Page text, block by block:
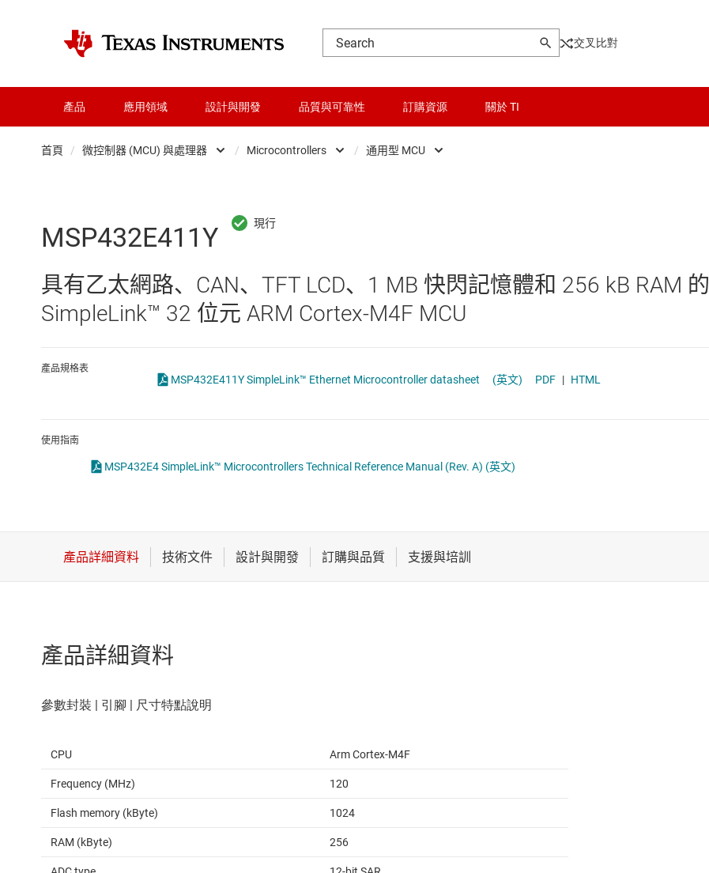
交叉比對
產品 應用領域 設計與開發 品質與可靠性 訂購資源 關於 TI
首頁 / 微控制器 (MCU) 與處理器
交換器與多工器
射頻 (RF) 與微波
微控制器 (MCU) 與處理器
時鐘與計時
邏輯和電壓轉換
隔離
馬達驅動器
/ Microcontrollers / 通用型 MCU
感測 MCU
車用 MCU
MSP432E411Y
具有乙太網路、CAN、TFT LCD、1 MB 快閃記憶體和 256 kB RAM 的
SimpleLink™ 32 位元 ARM Cortex-M4F MCU
產品規格表
MSP432E411Y SimpleLink™ Ethernet Microcontroller datasheet (英文) PDF | HTML
使用指南
MSP432E4 SimpleLink™ Microcontrollers Technical Reference Manual (Rev. A) (英文)
產品詳細資料
CPU Arm Cortex-M4F
Frequency (MHz) 120
Flash memory (kByte) 1024
RAM (kByte) 256